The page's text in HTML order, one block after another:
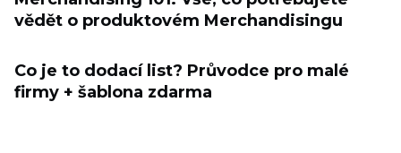
vědět o produktovém Merchandisingu
Co je to dodací list? Průvodce pro malé
firmy + šablona zdarma